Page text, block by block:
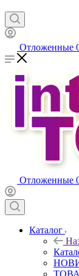
Отложенные
Отложенные
Каталог